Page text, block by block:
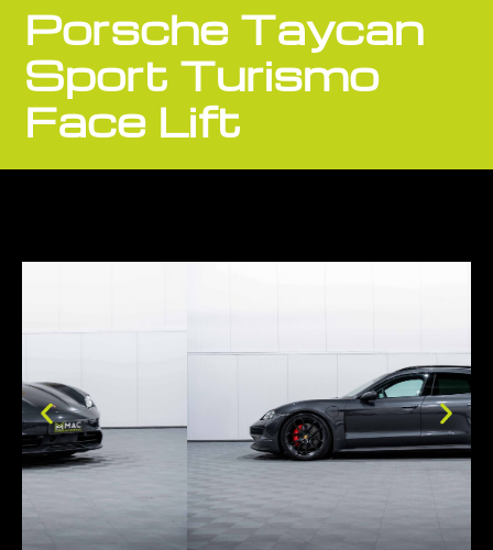
Porsche Taycan
Sport Turismo
Face Lift